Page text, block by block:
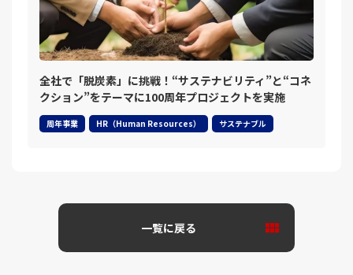
全社で「脱炭素」に挑戦！“サステナビリティ”と“コネ
クション”をテーマに100周年プロジェクトを実施
周年事業 HR（Human Resources） サステナブル
一覧に戻る